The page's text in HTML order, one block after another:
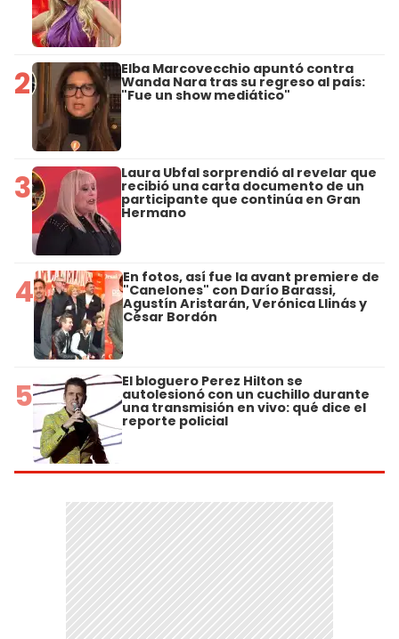
2 Elba Marcovecchio apuntó contra
Wanda Nara tras su regreso al país:
"Fue un show mediático"
3 Laura Ubfal sorprendió al revelar que
recibió una carta documento de un
participante que continúa en Gran
Hermano
4 En fotos, así fue la avant premiere de
"Canelones" con Darío Barassi,
Agustín Aristarán, Verónica Llinás y
César Bordón
5 El bloguero Perez Hilton se
autolesionó con un cuchillo durante
una transmisión en vivo: qué dice el
reporte policial